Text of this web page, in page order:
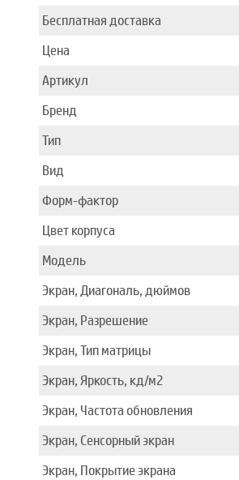
Бесплатная доставка
Цена
Артикул
Бренд
Тип
Вид
Форм-фактор
Цвет корпуса
Модель
Экран, Диагональ, дюймов
Экран, Разрешение
Экран, Тип матрицы
Экран, Яркость, кд/м2
Экран, Частота обновления
Экран, Сенсорный экран
Экран, Покрытие экрана